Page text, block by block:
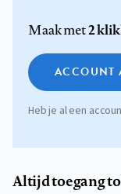
Maak met2
ACCOUNT
Heb je al een
Altijd toegang